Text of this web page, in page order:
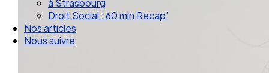
à Strasbourg
Droit Social : 60 min Recap’
Nos articles
Nous suivre